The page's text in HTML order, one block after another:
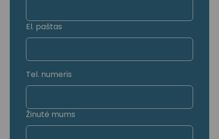
El. paštas
Tel. numeris
Žinutė mums